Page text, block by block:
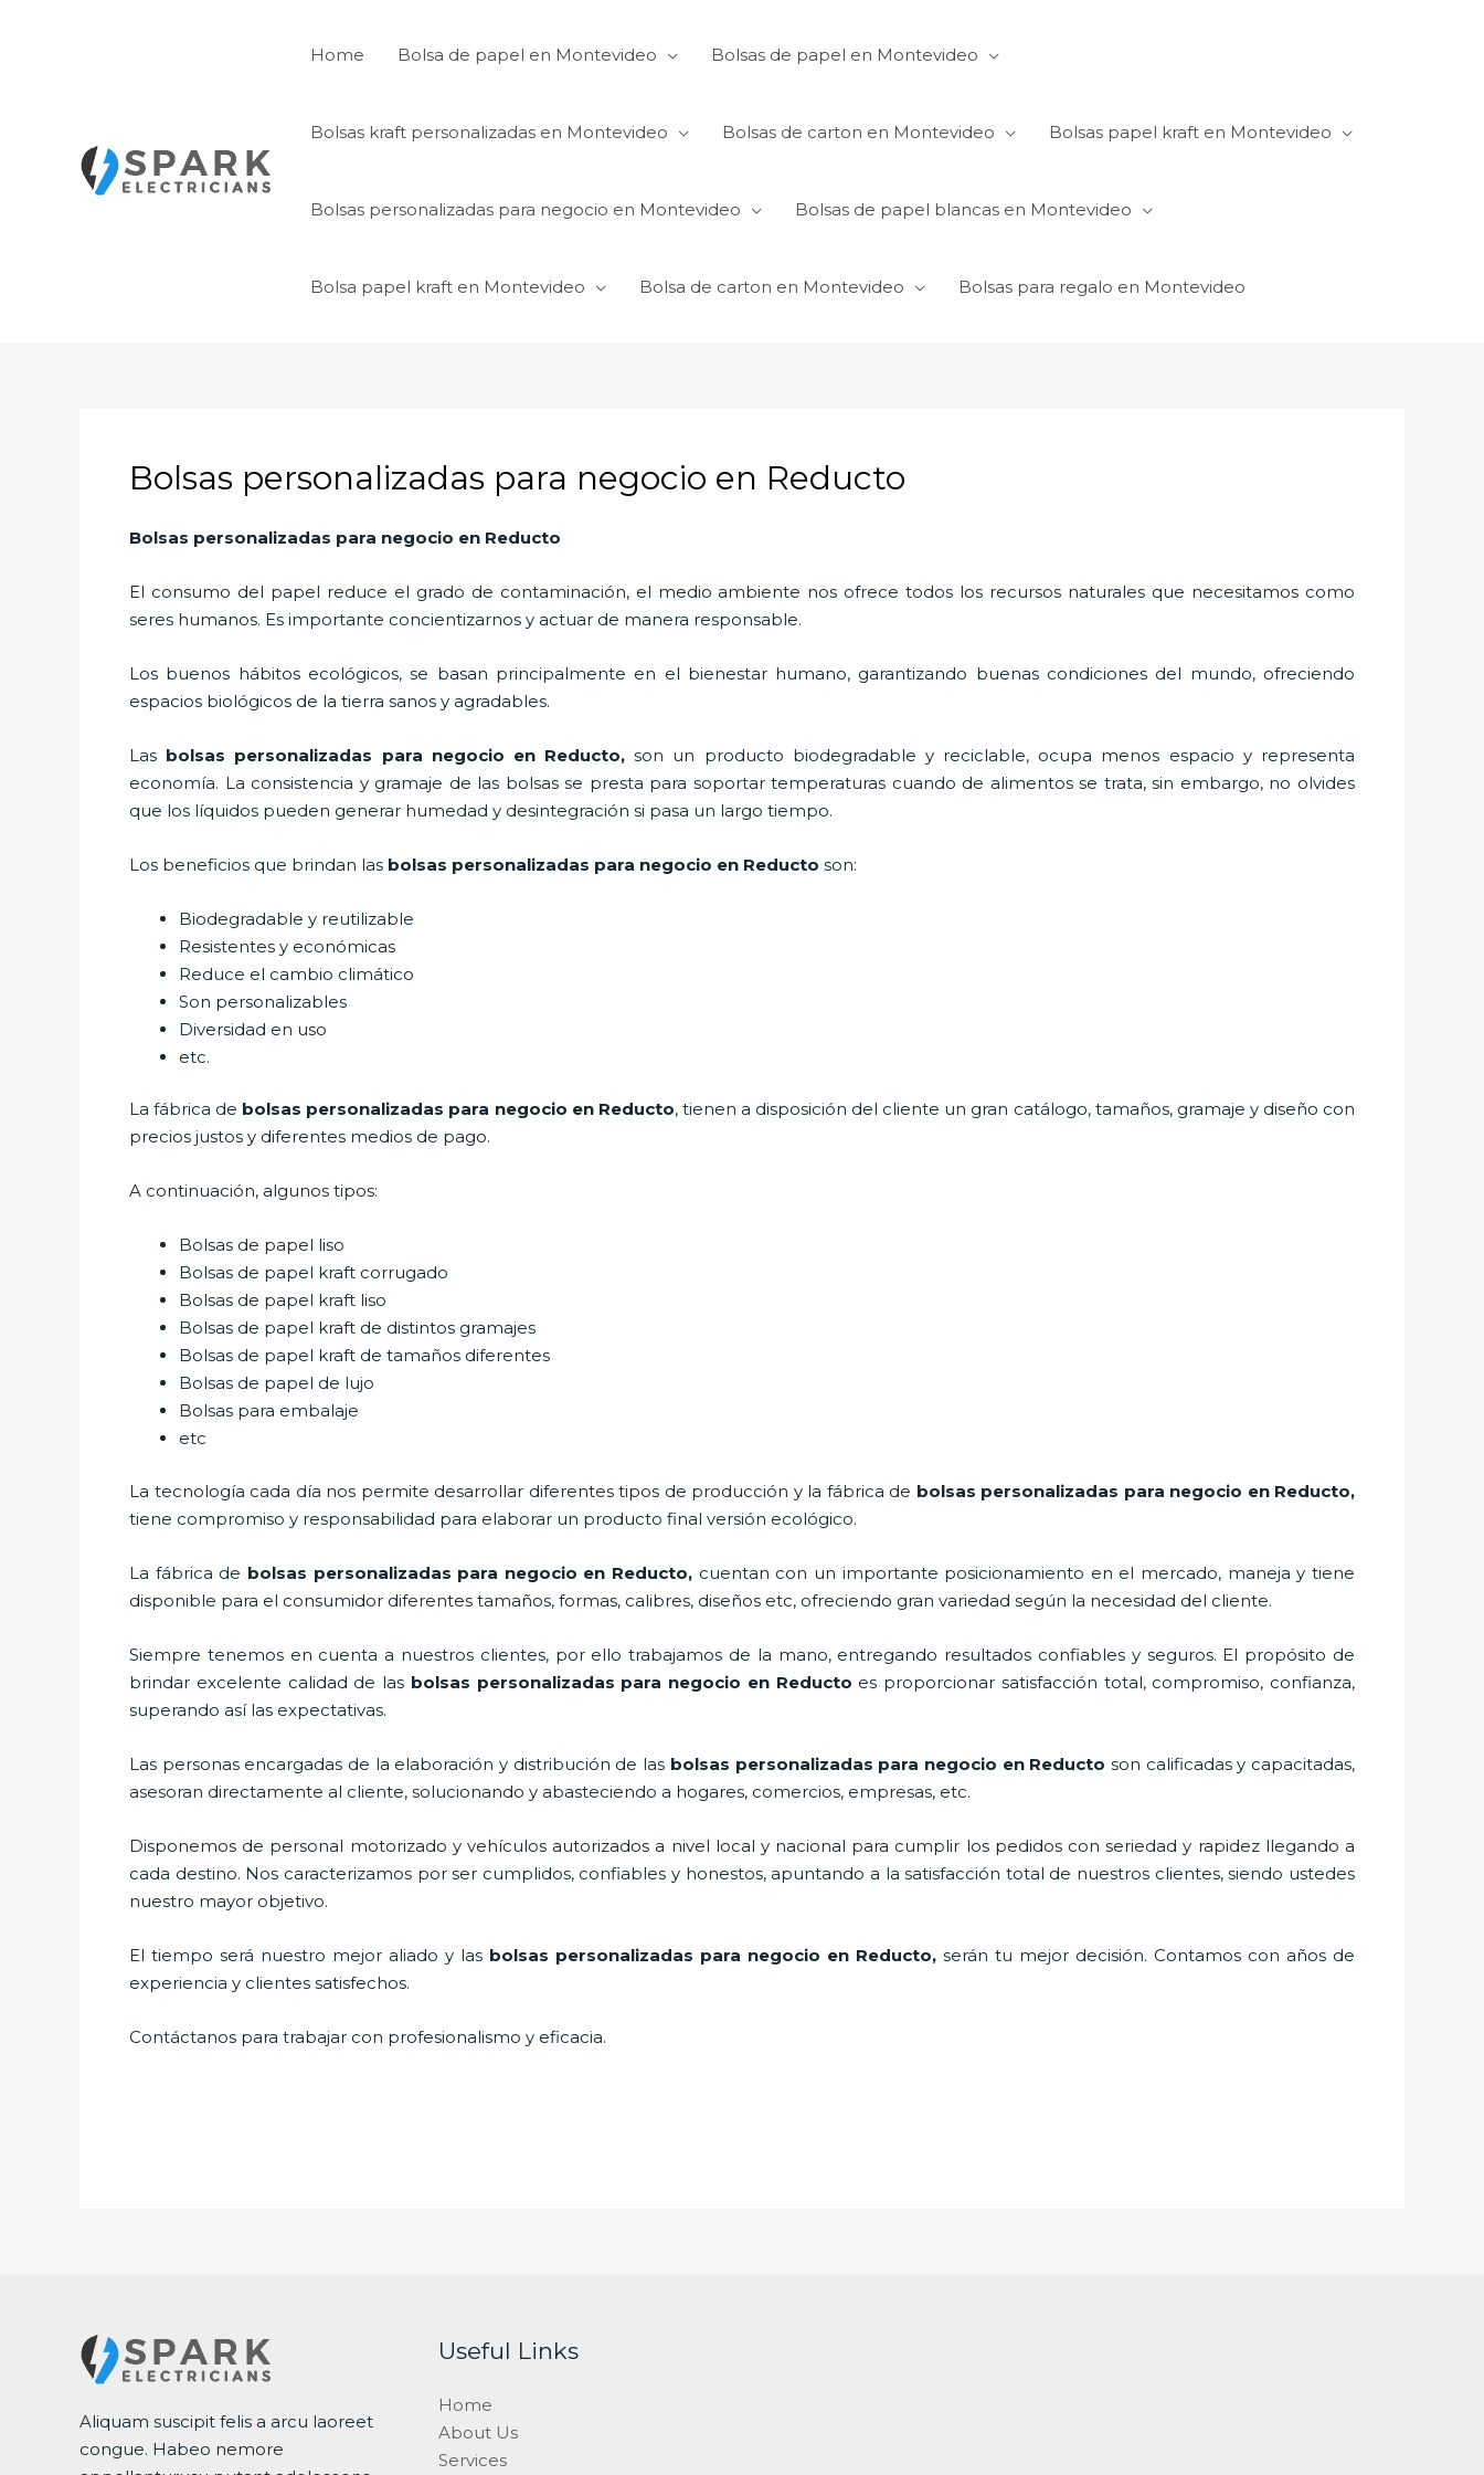
Home Bolsa de papel en Montevideo Bolsas de papel en Montevideo
Bolsas kraft personalizadas en Montevideo Bolsas de carton en Montevideo Bolsas papel kraft en Montevideo
Bolsas personalizadas para negocio en Montevideo Bolsas de papel blancas en Montevideo
Bolsa papel kraft en Montevideo Bolsa de carton en Montevideo Bolsas para regalo en Montevideo
Bolsas personalizadas para negocio en Reducto
Bolsas personalizadas para negocio en Reducto
El consumo del papel reduce el grado de contaminación, el medio ambiente nos ofrece todos los recursos naturales que necesitamos como
seres humanos. Es importante concientizarnos y actuar de manera responsable.
Los buenos hábitos ecológicos, se basan principalmente en el bienestar humano, garantizando buenas condiciones del mundo, ofreciendo
espacios biológicos de la tierra sanos y agradables.
Las bolsas personalizadas para negocio en Reducto,son un producto biodegradable y reciclable, ocupa menos espacio y representa
economía. La consistencia y gramaje de las bolsas se presta para soportar temperaturas cuando de alimentos se trata, sin embargo, no olvides
que los líquidos pueden generar humedad y desintegración si pasa un largo tiempo.
Los beneficios que brindan las bolsas personalizadas para negocio en Reducto son:
Biodegradable y reutilizable
Resistentes y económicas
Reduce el cambio climático
Son personalizables
Diversidad en uso
etc.
La fábrica de bolsas personalizadas para negocio en Reducto, tienen a disposición del cliente un gran catálogo, tamaños, gramaje y diseño con
precios justos y diferentes medios de pago.
A continuación, algunos tipos:
Bolsas de papel liso
Bolsas de papel kraft corrugado
Bolsas de papel kraft liso
Bolsas de papel kraft de distintos gramajes
Bolsas de papel kraft de tamaños diferentes
Bolsas de papel de lujo
Bolsas para embalaje
etc
La tecnología cada día nos permite desarrollar diferentes tipos de producción y la fábrica de bolsas personalizadas para negocio en Reducto,
tiene compromiso y responsabilidad para elaborar un producto final versión ecológico.
La fábrica de bolsas personalizadas para negocio en Reducto, cuentan con un importante posicionamiento en el mercado, maneja y tiene
disponible para el consumidor diferentes tamaños, formas, calibres, diseños etc, ofreciendo gran variedad según la necesidad del cliente.
Siempre tenemos en cuenta a nuestros clientes, por ello trabajamos de la mano, entregando resultados confiables y seguros. El propósito de
brindar excelente calidad de las bolsas personalizadas para negocio en Reducto es proporcionar satisfacción total, compromiso, confianza,
superando así las expectativas.
Las personas encargadas de la elaboración y distribución de las bolsas personalizadas para negocio en Reducto son calificadas y capacitadas,
asesoran directamente al cliente, solucionando y abasteciendo a hogares, comercios, empresas, etc.
Disponemos de personal motorizado y vehículos autorizados a nivel local y nacional para cumplir los pedidos con seriedad y rapidez llegando a
cada destino. Nos caracterizamos por ser cumplidos, confiables y honestos, apuntando a la satisfacción total de nuestros clientes, siendo ustedes
nuestro mayor objetivo.
El tiempo será nuestro mejor aliado y las bolsas personalizadas para negocio en Reducto, serán tu mejor decisión. Contamos con años de
experiencia y clientes satisfechos.
Contáctanos para trabajar con profesionalismo y eficacia.
Aliquam suscipit felis a arcu laoreet
congue. Habeo nemore
Useful Links
Home
About Us
Services